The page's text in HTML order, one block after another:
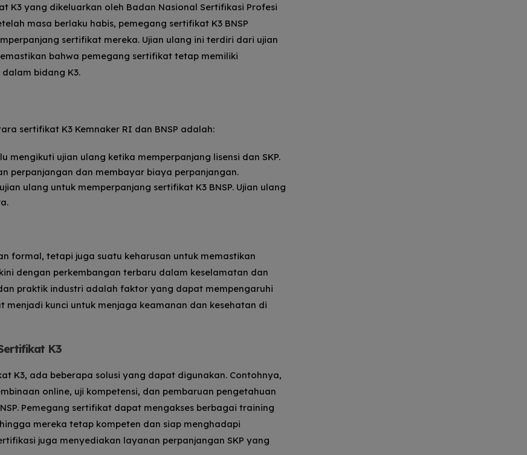
K3 yang dikeluarkan oleh Badan Nasional Sertifikasi Profesi
masa berlaku habis, pemegang sertifikat K3 BNSP
sertifikat mereka. Ujian ulang ini terdiri dari ujian
bahwa pemegang sertifikat tetap memiliki
bidang K3.
sertifikat K3 Kemnaker RI dan BNSP adalah:
mengikuti ujian ulang ketika memperpanjang lisensi dan SKP.
perpanjangan dan membayar biaya perpanjangan.
ulang untuk memperpanjang sertifikat K3 BNSP. Ujian ulang
formal, tetapi juga suatu keharusan untuk memastikan
dengan perkembangan terbaru dalam keselamatan dan
praktik industri adalah faktor yang dapat mempengaruhi
kunci untuk menjaga keamanan dan kesehatan di
K3
K3, ada beberapa solusi yang dapat digunakan. Contohnya,
online, uji kompetensi, dan pembaruan pengetahuan
Pemegang sertifikat dapat mengakses berbagai training
mereka tetap kompeten dan siap menghadapi
juga menyediakan layanan perpanjangan SKP yang